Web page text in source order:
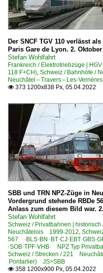
Der SNCF TGV 110 verlässt
Paris Gare de Lyon. 2. Oktober
Stefan Wohlfahrt
Frankreich / Elektrotriebzüge |
118 F+CH), Schweiz / Bahnhöfe /
Neuchâtel – Travers – Les-
 373 1200x838 Px, 05.04.2022
SBB und TRN NPZ-Züge in
Vordergrund stehende RBDe
Anlass zum diesem Bild war.
Stefan Wohlfahrt
Schweiz / Privatbahnen |
Neuchâtelois 1999-2012,
567 ·BLS·BN
·SOB·TPF·VHB· NPZ Typ
Schweiz / Strecken / 221
Pontarlier) JS>SBB
 358 1200x900 Px, 05.04.2022